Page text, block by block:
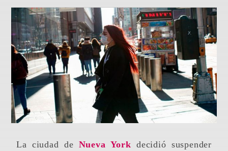
La ciudad de Nueva York decidió suspender